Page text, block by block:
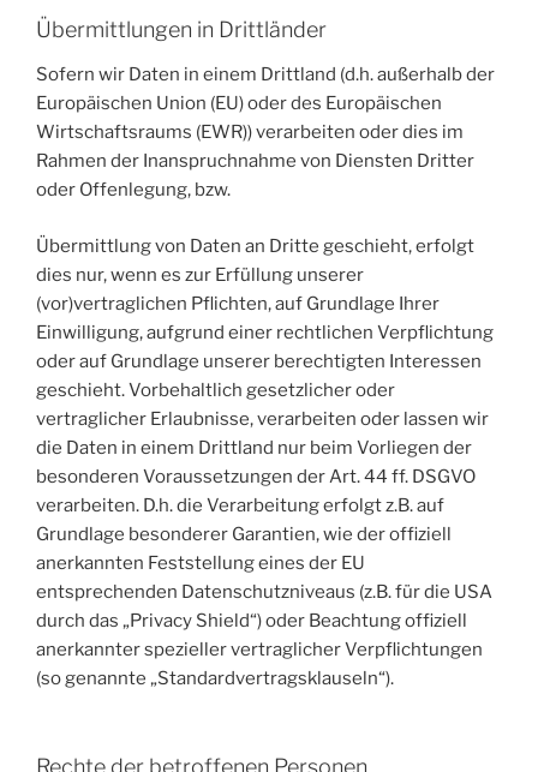
Übermittlungen in Drittländer
Sofern wir Daten in einem Drittland (d.h. außerhalb der
Europäischen Union (EU) oder des Europäischen
Wirtschaftsraums (EWR)) verarbeiten oder dies im
Rahmen der Inanspruchnahme von Diensten Dritter
oder Offenlegung, bzw.
Übermittlung von Daten an Dritte geschieht, erfolgt
dies nur, wenn es zur Erfüllung unserer
(vor)vertraglichen Pflichten, auf Grundlage Ihrer
Einwilligung, aufgrund einer rechtlichen Verpflichtung
oder auf Grundlage unserer berechtigten Interessen
geschieht. Vorbehaltlich gesetzlicher oder
vertraglicher Erlaubnisse, verarbeiten oder lassen wir
die Daten in einem Drittland nur beim Vorliegen der
besonderen Voraussetzungen der Art. 44 ff. DSGVO
verarbeiten. D.h. die Verarbeitung erfolgt z.B. auf
Grundlage besonderer Garantien, wie der offiziell
anerkannten Feststellung eines der EU
entsprechenden Datenschutzniveaus (z.B. für die USA
durch das „Privacy Shield“) oder Beachtung offiziell
anerkannter spezieller vertraglicher Verpflichtungen
(so genannte „Standardvertragsklauseln“).
Rechte der betroffenen Personen